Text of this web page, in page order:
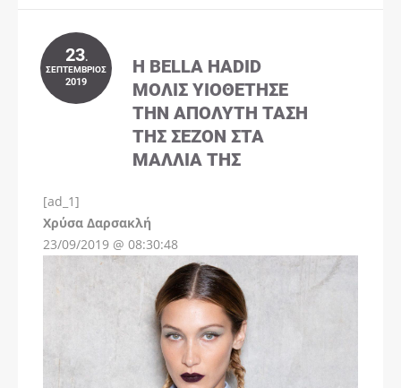
23.
ΣΕΠΤΈΜΒΡΙΟΣ
2019
Η BELLA HADID
ΜΌΛΙΣ ΥΙΟΘΈΤΗΣΕ
ΤΗΝ ΑΠΌΛΥΤΗ ΤΆΣΗ
ΤΗΣ ΣΕΖΌΝ ΣΤΑ
ΜΑΛΛΙΆ ΤΗΣ
[ad_1]
Χρύσα Δαρσακλή
23/09/2019 @ 08:30:48